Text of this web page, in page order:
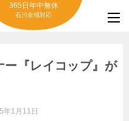
365日年中無休
石川全域対応
ー『レイコップ』が
年1月11日